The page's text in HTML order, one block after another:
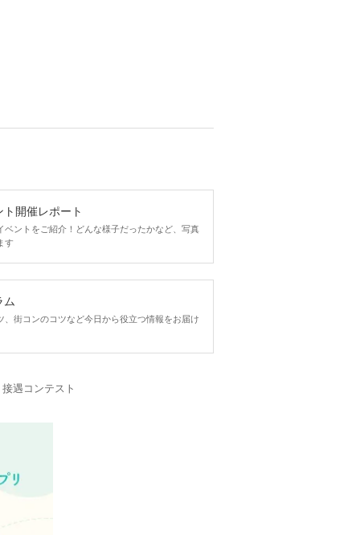
開催レポート
ベントをご紹介！どんな様子だったかなど、写真
す
ム
、街コンのコツなど今日から役立つ情報をお届け
遇コンテスト